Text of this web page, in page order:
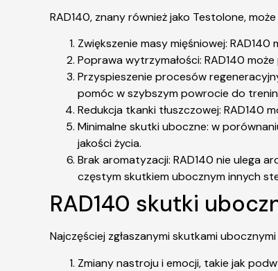
RAD140, znany również jako Testolone,
Zwiększenie masy mięśniowej:
Poprawa wytrzymałości: RAD140
Przyspieszenie procesów
pomóc w szybszym powrocie do
Redukcja tkanki tłuszczowej: RAD140
Minimalne skutki uboczne: w
jakości życia.
Brak aromatyzacji: RAD140 nie ulega
częstym skutkiem ubocznym innych
RAD140 skutki
Najczęściej zgłaszanymi skutkami ubocznymi
Zmiany nastroju i emocji, takie jak